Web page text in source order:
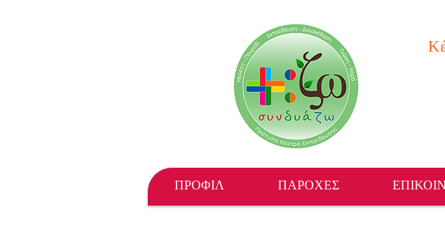
ΠΡΟΦΙΛ ΠΑΡΟΧΕΣ